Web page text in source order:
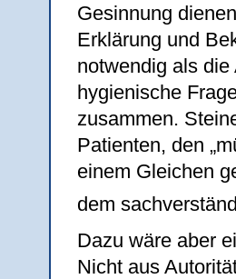
Gesinnung
Erklärung und
notwendig als
hygienische
zusammen.
Patienten, den
einem Gleichen
dem
Dazu wäre aber
Nicht aus